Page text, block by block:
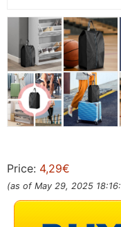
Price: 4,29€
(as of May 29, 2025